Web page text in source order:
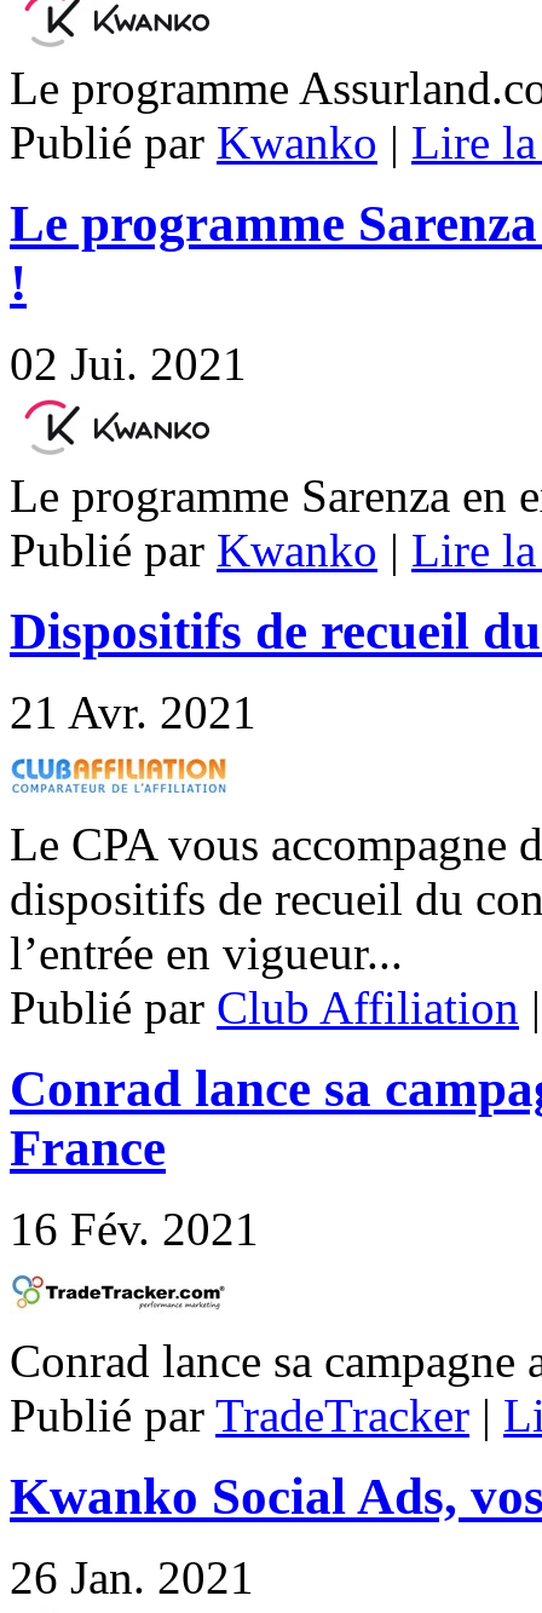
Le programme
Publié par Kwanko | Lire
Le programme
!
02 Jui. 2021
Le programme Sarenza
Publié par Kwanko | Lire
Dispositifs de recueil
21 Avr. 2021
Le CPA vous accompagne
dispositifs de recueil du
l’entrée en vigueur...
Publié par Club Affiliation
Conrad lance sa
France
16 Fév. 2021
Conrad lance sa campagne
Publié par TradeTracker |
Kwanko Social Ads,
26 Jan. 2021